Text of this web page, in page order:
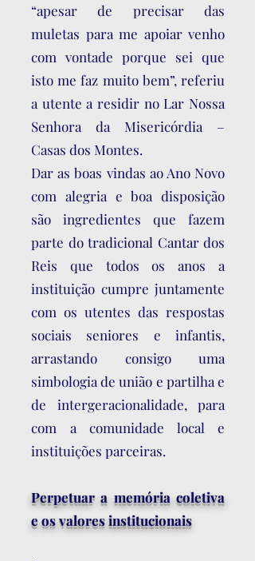
“apesar de precisar das
muletas para me apoiar venho
com vontade porque sei que
isto me faz muito bem”, referiu
a utente a residir no Lar Nossa
Senhora da Misericórdia –
Casas dos Montes.
Dar as boas vindas ao Ano Novo
com alegria e boa disposição
são ingredientes que fazem
parte do tradicional Cantar dos
Reis que todos os anos a
instituição cumpre juntamente
com os utentes das respostas
sociais seniores e infantis,
arrastando consigo uma
simbologia de união e partilha e
de intergeracionalidade, para
com a comunidade local e
instituições parceiras.
Perpetuar a memória coletiva
e os valores institucionais